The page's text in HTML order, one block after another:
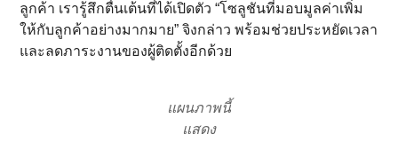
ลูกค้า เรารู้สึกตื่นเต้นที่ได้เปิดตัว “โซลูชันที่มอบมูลค่าเพิ่ม
ให้กับลูกค้าอย่างมากมาย” จิงกล่าว พร้อมช่วยประหยัดเวลา
และลดภาระงานของผู้ติดตั้งอีกด้วย
แผนภาพนี้
แสดง